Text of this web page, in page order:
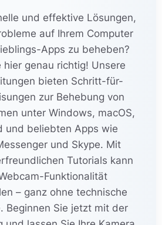
und effektive Lösungen,
auf Ihrem Computer
Apps zu beheben?
hier genau richtig! Unsere
bieten Schritt-für-
zur Behebung von
unter Windows, macOS,
und beliebten Apps wie
und Skype. Mit
Tutorials kann
Funktionalität
– ganz ohne technische
Beginnen Sie jetzt mit der